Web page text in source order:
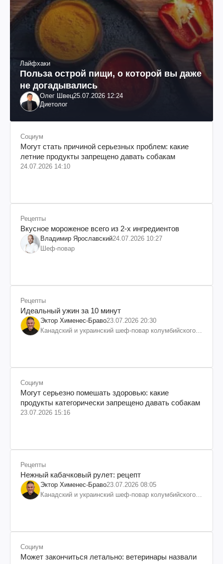
Лайфхаки
Польза острой пищи, о которой вы даже
не догадывались
Олег Швец25.07.2026 12:24
Диетолог
Социум
Могут стать причиной серьезных проблем: какие
летние продукты запрещено давать собакам
24.07.2026 14:10
Рецепты
Вкусное мороженое всего из 2-х ингредиентов
Владимир Ярославский24.07.2026 10:27
Шеф-повар
Рецепты
Идеальный ужин за 10 минут
Эктор Хименес-Браво23.07.2026 20:30
Канадский и украинский шеф-повар колумбийского
Социум
Могут серьезно помешать здоровью: какие
продукты категорически запрещено давать собакам
23.07.2026 15:16
Рецепты
Нежный кабачковый рулет: рецепт
Эктор Хименес-Браво23.07.2026 08:05
Канадский и украинский шеф-повар колумбийского
Социум
Может закончиться летально: ветеринары назвали